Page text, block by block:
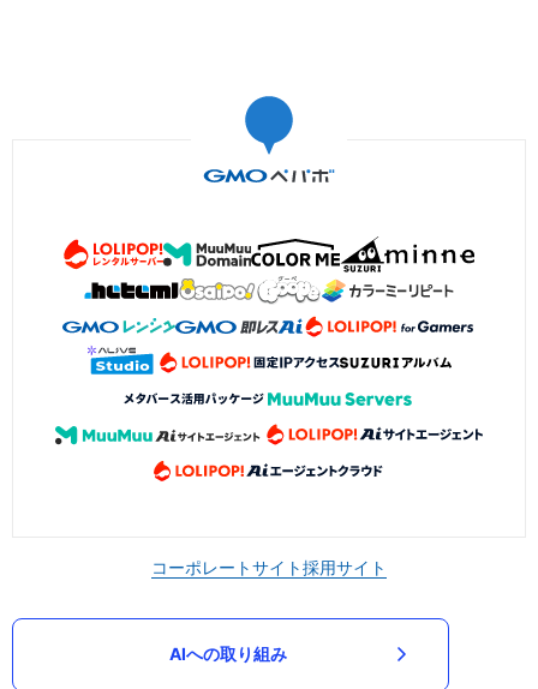
コーポレートサイト採用サイト
AIへの取り組み